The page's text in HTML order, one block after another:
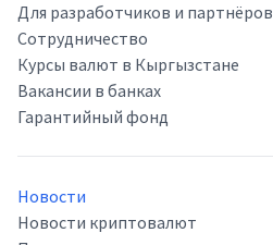
Для разработчиков и партнёров
Сотрудничество
Курсы валют в Кыргызстане
Вакансии в банках
Гарантийный фонд
Новости
Новости криптовалют